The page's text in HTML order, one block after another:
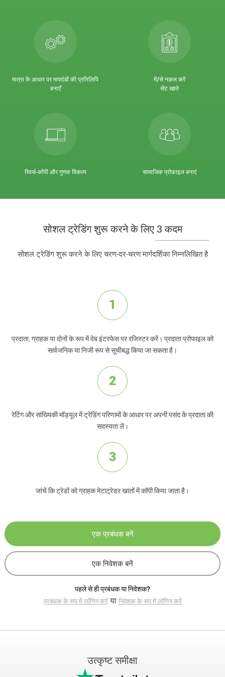
मात्रा के आधार पर मापदंडों की प्रतिलिपि
बनाएँ
में/से नक़ल करें
सेंट खाते
रिवर्स-कॉपी और गुणक विकल्प सामाजिक प्रोफ़ाइल बनाएं
सोशल ट्रेडिंग शुरू करने के लिए 3 कदम
सोशल ट्रेडिंग शुरू करने के लिए चरण-दर-चरण मार्गदर्शिका निम्नलिखित है
1
प्रदाता, ग्राहक या दोनों के रूप में वेब इंटरफेस पर रजिस्टर करें। प्रदाता प्रोफाइल को
सार्वजनिक या निजी रूप से सूचीबद्ध किया जा सकता है।
2
रेटिंग और सांख्यिकी मॉड्यूल में ट्रेडिंग परिणामों के आधार पर अपनी पसंद के प्रदाता की
सदस्यता लें।
3
जांचें कि ट्रेडों को ग्राहक मेटाट्रेडर खातों में कॉपी किया जाता है।
एक प्रबंधक बनें
एक निवेशक बनें
पहले से ही प्रबंधक या निवेशक?
प्रबंधक के रूप में लॉगिन करेंया निवेशक के रूप में लॉगिन करें
उत्कृष्ट समीक्षा